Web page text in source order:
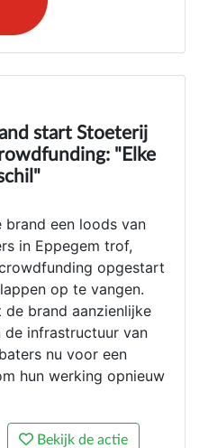
start Stoeterij
"Elke
brand een loods van
in Eppegem trof,
opgestart
op te vangen.
brand aanzienlijke
de infrastructuur van
nu voor een
hun werking opnieuw
Bekijk de actie